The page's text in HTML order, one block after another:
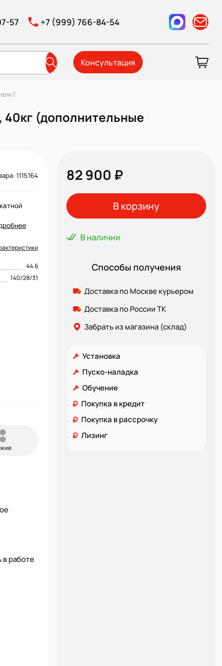
57 +7 (999) 766-84-54
Консультация
7
40кг (дополнительные
1115164
44.6
140/28/31
в работе
82 900 ₽
В корзину
В наличии
Способы получения
Доставка по Москве курьером
Доставка по России ТК
Забрать из магазина (склад)
Установка
Пуско-наладка
Обучение
Покупка в кредит
Покупка в рассрочку
Лизинг